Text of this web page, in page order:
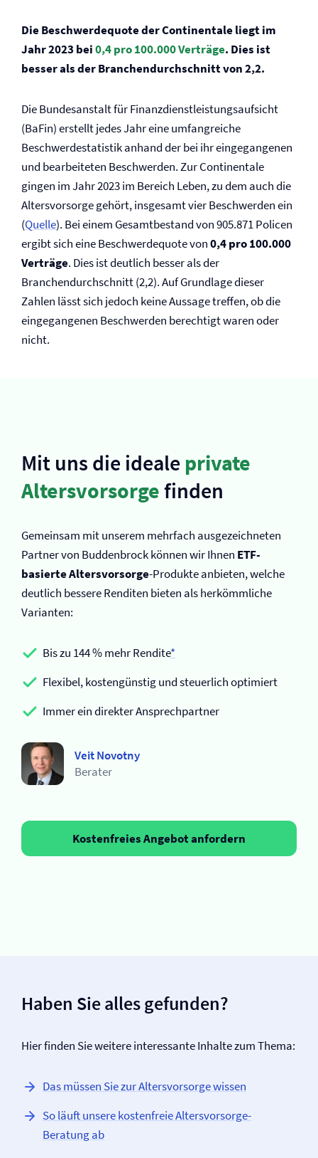
Die Beschwerdequote der Continentale liegt im
Jahr 2023 bei0,4 pro 100.000 Verträge. Dies ist
besser als der Branchendurchschnitt von 2,2.
Die Bundesanstalt für Finanzdienstleistungsaufsicht
(BaFin) erstellt jedes Jahr eine umfangreiche
Beschwerdestatistik anhand der bei ihr eingegangenen
und bearbeiteten Beschwerden. Zur Continentale
gingen im Jahr 2023 im Bereich Leben, zu dem auch die
Altersvorsorge gehört, insgesamt vier Beschwerden ein
(Quelle). Bei einem Gesamtbestand von 905.871 Policen
ergibt sich eine Beschwerdequote von0,4 pro 100.000
Verträge. Dies ist deutlich besser als der
Branchendurchschnitt (2,2). Auf Grundlage dieser
Zahlen lässt sich jedoch keine Aussage treffen, ob die
eingegangenen Beschwerden berechtigt waren oder
nicht.
Mit uns die ideale private
Altersvorsorgefinden
Gemeinsam mit unserem mehrfach ausgezeichneten
Partner von Buddenbrock können wir Ihnen ETF-
basierte Altersvorsorge-Produkte anbieten, welche
deutlich bessere Renditen bieten als herkömmliche
Varianten:
Bis zu 144 % mehr Rendite*
Flexibel, kostengünstig und steuerlich optimiert
Immer ein direkter Ansprechpartner
Veit Novotny
Berater
Kostenfreies Angebot anfordern
Haben Sie alles gefunden?
Hier finden Sie weitere interessante Inhalte zum Thema:
Das müssen Sie zur Altersvorsorge wissen
So läuft unsere kostenfreie Altersvorsorge-
Beratung ab